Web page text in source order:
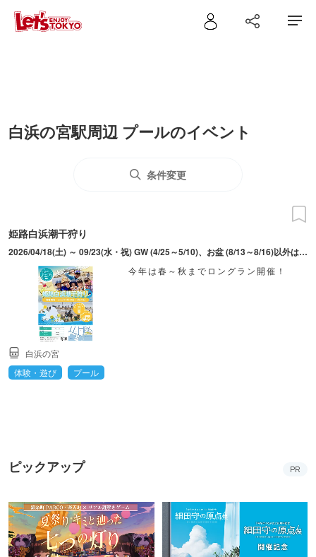
白浜の宮駅周辺 プールのイベント
条件変更
姫路白浜潮干狩り
2026/04/18(土) ～ 09/23(水・祝) GW (4/25～5/10)、お盆 (8/13～8/16)以外は土日のみ営業 ※天候・海況・安全上の理由等により、開催期間・内容は主催者の判断で予告なく変更または中止となる場合あり
今年は春～秋までロングラン開催！
白浜の宮
体験・遊び
プール
ピックアップ PR